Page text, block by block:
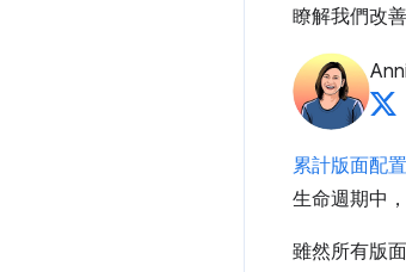
瞭解我們改
累計版面配
生命週期中
雖然所有版